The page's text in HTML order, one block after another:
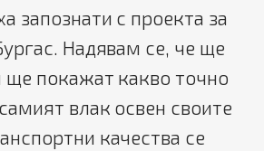
запознати с проекта за
Надявам се, че ще
ще покажат какво точно
влак освен своите
качества се